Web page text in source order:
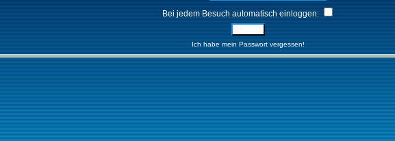
Bei jedem Besuch automatisch einloggen:
Ich habe mein Passwort vergessen!